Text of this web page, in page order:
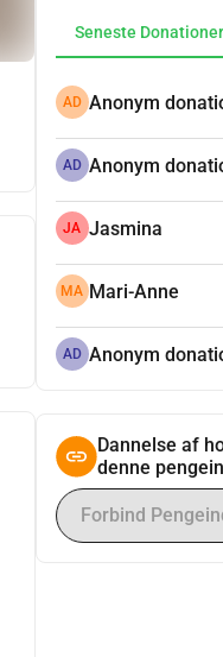
Seneste Donationer
AD Anonym
AD Anonym
JA Jasmina
MA Mari-Anne
AD Anonym
Dannelse af
denne
Forbind